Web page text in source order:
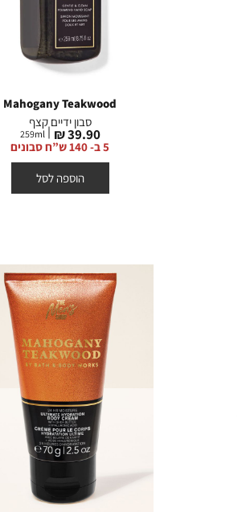
Mahogany Teakwood
סבון ידיים קצף
מחיר
מוצר
39.90 ₪
259ml
5 ב- 140 ש”ח סבונים
הוספה לסל